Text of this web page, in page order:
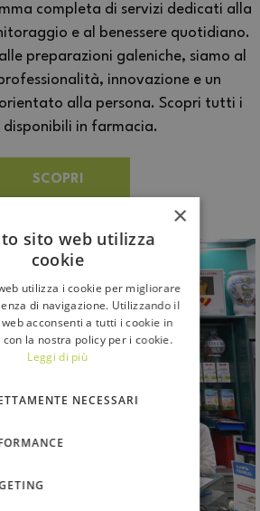
completa di servizi dedicati alla
e al benessere quotidiano.
preparazioni galeniche, siamo al
innovazione e un
alla persona. Scopri tutti i
disponibili in farmacia.
SCOPRI
×
sito web utilizza
cookie
utilizza i cookie per migliorare
di navigazione. Utilizzando il
acconsenti a tutti i cookie in
la nostra policy per i cookie.
Leggi di più
NECESSARI